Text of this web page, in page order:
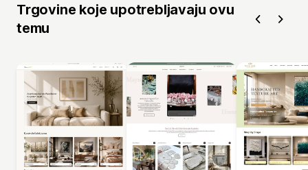
Trgovine koje upotrebljavaju ovu
temu